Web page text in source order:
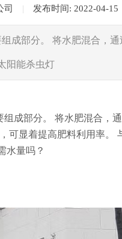
司 | 发布时间: 2022-04-15
成部分。 将水肥混合，
阳能杀虫灯
部分。 将水肥混合，通
可显着提高肥料利用率。
水量吗？